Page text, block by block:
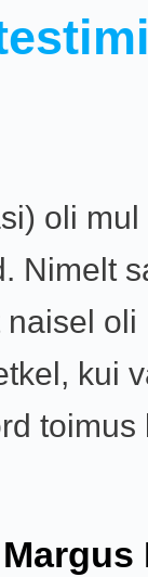
oli mul
Nimelt
oli
kui
toimus